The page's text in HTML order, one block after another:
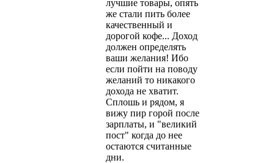
лучшие товары, опять
же стали пить более
качественный и
дорогой кофе... Доход
должен определять
ваши желания! Ибо
если пойти на поводу
желаний то никакого
дохода не хватит.
Сплошь и рядом, я
вижу пир горой после
зарплаты, и "великий
пост" когда до нее
остаются считанные
дни.